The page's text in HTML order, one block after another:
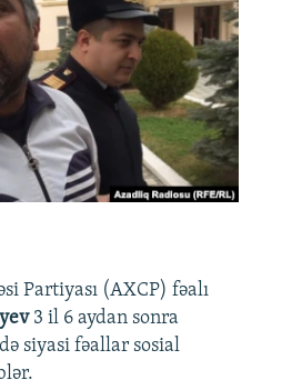
Partiyası (AXCP) fəalı
3 il 6 aydan sonra
siyasi fəallar sosial